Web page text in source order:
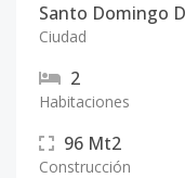
Santo Domingo
Ciudad
2
Habitaciones
96 Mt2
Construcción